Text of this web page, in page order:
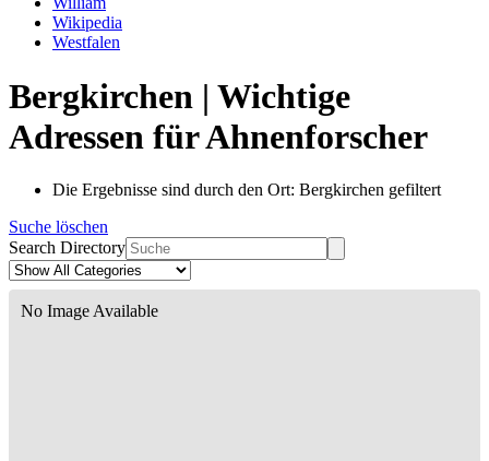
Wikipedia
Westfalen
Bergkirchen | Wichtige
Adressen für Ahnenforscher
Die Ergebnisse sind durch den Ort: Bergkirchen gefiltert
Suche löschen
Search Directory
No Image Available